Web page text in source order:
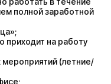
полной заработной
приходит на работу
(летние/